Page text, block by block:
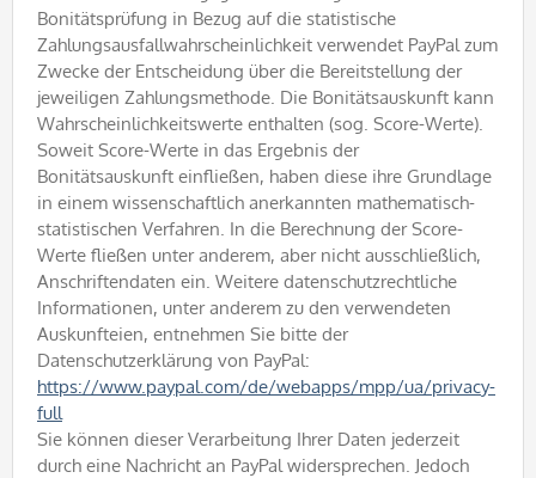
Bonitätsprüfung in Bezug auf die statistische
Zahlungsausfallwahrscheinlichkeit verwendet PayPal zum
Zwecke der Entscheidung über die Bereitstellung der
jeweiligen Zahlungsmethode. Die Bonitätsauskunft kann
Wahrscheinlichkeitswerte enthalten (sog. Score-Werte).
Soweit Score-Werte in das Ergebnis der
Bonitätsauskunft einfließen, haben diese ihre Grundlage
in einem wissenschaftlich anerkannten mathematisch-
statistischen Verfahren. In die Berechnung der Score-
Werte fließen unter anderem, aber nicht ausschließlich,
Anschriftendaten ein. Weitere datenschutzrechtliche
Informationen, unter anderem zu den verwendeten
Auskunfteien, entnehmen Sie bitte der
Datenschutzerklärung von PayPal:
https://www.paypal.com/de/webapps/mpp/ua/privacy-
full
Sie können dieser Verarbeitung Ihrer Daten jederzeit
durch eine Nachricht an PayPal widersprechen. Jedoch